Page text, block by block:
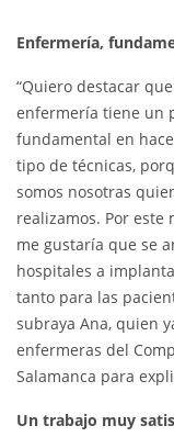
Enfermería,
“Quiero destacar
enfermería tiene un
fundamental en
tipo de técnicas,
somos nosotras
realizamos. Por este
me gustaría que se
hospitales a
tanto para las
subraya Ana, quien
enfermeras del
Salamanca para
Un trabajo muy